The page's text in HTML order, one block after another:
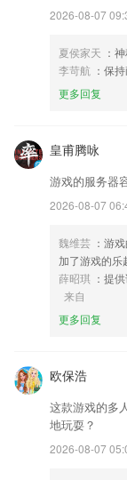
2026-08-07
夏侯家天 ：
李苛航 ：保
更多回复
皇甫腾咏
游戏的服务器
2026-08-07
魏维芸 ：游
加了游戏的乐
薛昭琪 ：提
来自
更多回复
欧保浩
这款游戏的多
地玩耍？
2026-08-07